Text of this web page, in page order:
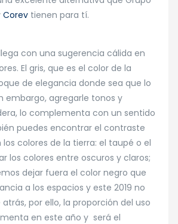
Corev tienen para tí.
con una sugerencia cálida en
El gris, que es el color de la
de elegancia donde sea que lo
embargo, agregarle tonos y
lo complementa con un sentido
puedes encontrar el contraste
los colores de la tierra: el taupé o el
los colores entre oscuros y claros;
dejar fuera el color negro que
a los espacios y este 2019 no
por ello, la proporción del uso
en este año y será el